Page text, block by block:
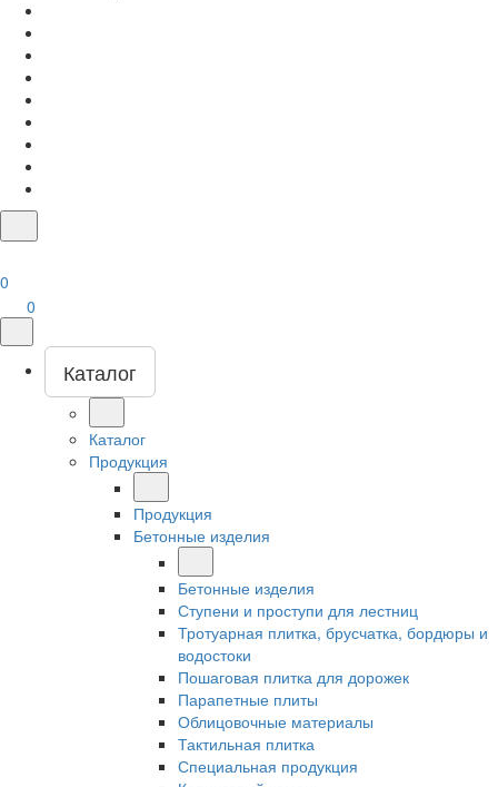
0
0
Каталог
Каталог
Продукция
Продукция
Бетонные изделия
Бетонные изделия
Ступени и проступи для лестниц
Тротуарная плитка, брусчатка, бордюры и
водостоки
Пошаговая плитка для дорожек
Парапетные плиты
Облицовочные материалы
Тактильная плитка
Специальная продукция